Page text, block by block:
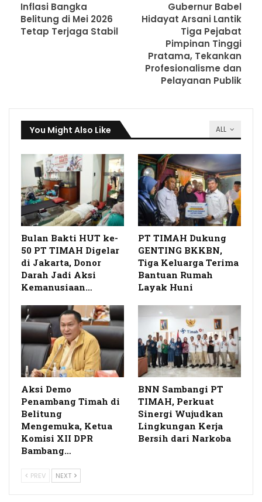
Inflasi Bangka
Belitung di Mei 2026
Tetap Terjaga Stabil
Gubernur Babel
Hidayat Arsani Lantik
Tiga Pejabat
Pimpinan Tinggi
Pratama, Tekankan
Profesionalisme dan
Pelayanan Publik
ALL
You Might Also Like
Bulan Bakti HUT ke-
50 PT TIMAH Digelar
di Jakarta, Donor
Darah Jadi Aksi
Kemanusiaan…
PT TIMAH Dukung
GENTING BKKBN,
Tiga Keluarga Terima
Bantuan Rumah
Layak Huni
Aksi Demo
Penambang Timah di
Belitung
Mengemuka, Ketua
Komisi XII DPR
Bambang…
BNN Sambangi PT
TIMAH, Perkuat
Sinergi Wujudkan
Lingkungan Kerja
Bersih dari Narkoba
PREV NEXT